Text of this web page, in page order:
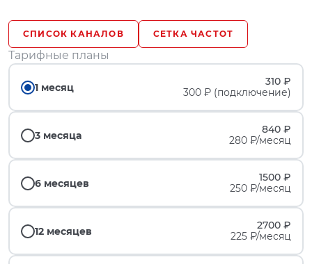
СПИСОК КАНАЛОВ СЕТКА ЧАСТОТ
Тарифные планы
1 месяц
310 ₽
300 ₽ (подключение)
3 месяца
840 ₽
280 ₽/месяц
6 месяцев
1500 ₽
250 ₽/месяц
12 месяцев
2700 ₽
225 ₽/месяц